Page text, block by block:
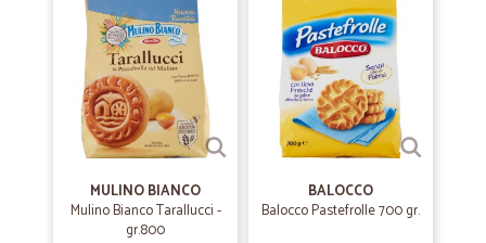
Cicalia ha cambiato il mio modo di fare acquisti: adesso non devo più
perdere tempo a cercare parcheggio al supermercato, a fare la coda
alle casse e non devo neanche portarmi a casa le borse.. faccio circa
una spesa al mese su Cicalia, metto i prodotti nel carrello man mano
che mi vengono in mente, e quando ho finito faccio l'ordine. Tempo 2
giorni (nella mia zona) e il corriere mi scarica tutto sulla porta di casa.
Più comodo di così!! I prodotti - anche quelli freschi - sono ottimi e a
buon mercato.
MULINO BIANCO
Mulino Bianco Tarallucci -
gr.800
BALOCCO
Balocco Pastefrolle 700 gr.